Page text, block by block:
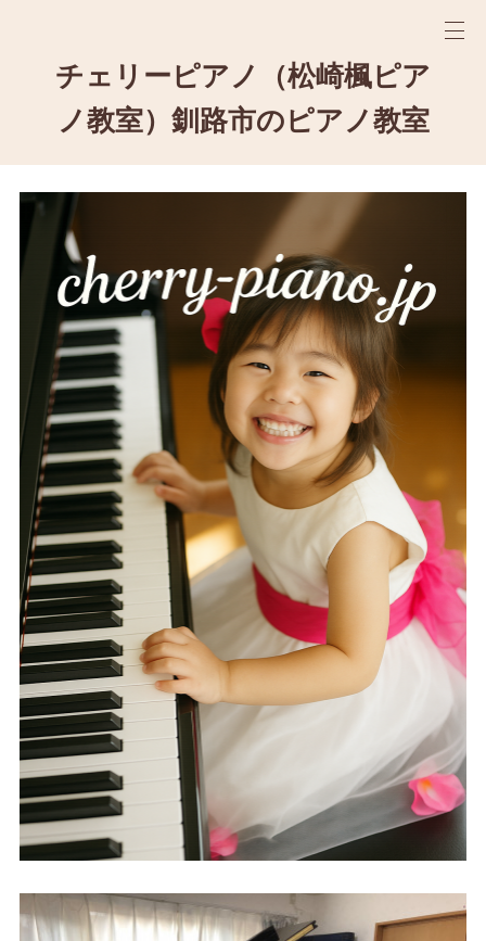
チェリーピアノ（松崎楓ピア
ノ教室）釧路市のピアノ教室